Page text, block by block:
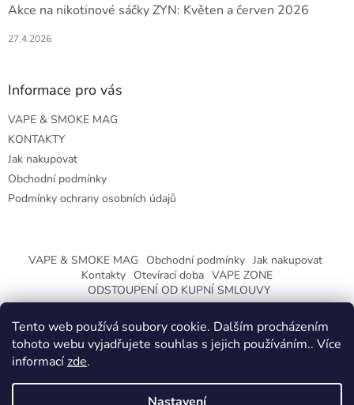
Tento web používá soubory cookie. Dalším procházením
tohoto webu vyjadřujete souhlas s jejich používáním.. Více
informacízde.
Akce na nikotinové sáčky ZYN: Květen a červen 2026
27.4.2026
Informace pro vás
VAPE & SMOKE MAG
KONTAKTY
Jak nakupovat
Obchodní podmínky
Podmínky ochrany osobních údajů
VAPE & SMOKE MAG Obchodní podmínky Jak nakupovat
Kontakty Otevírací doba VAPE ZONE
ODSTOUPENÍ OD KUPNÍ SMLOUVY